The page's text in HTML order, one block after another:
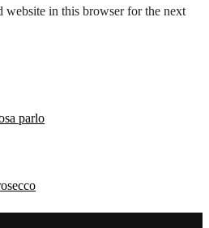
website in this browser for the next
parlo